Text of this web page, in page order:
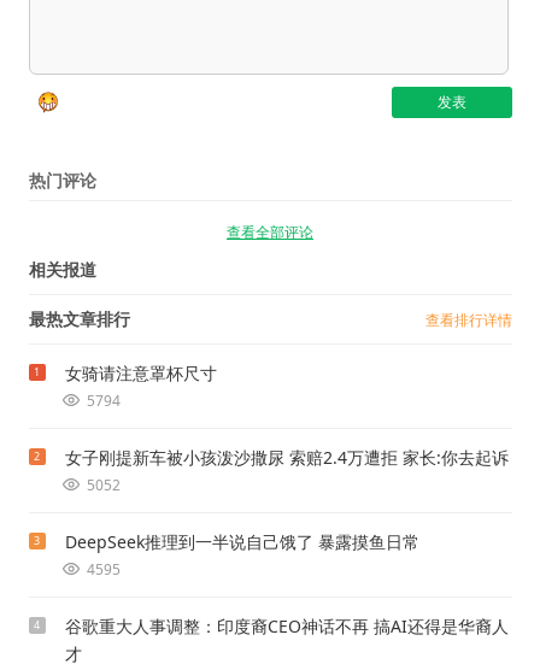
热门评论
查看全部评论
相关报道
最热文章排行 查看排行详情
1 女骑请注意罩杯尺寸
5794
2 女子刚提新车被小孩泼沙撒尿 索赔2.4万遭拒 家长:你去起诉
5052
3 DeepSeek推理到一半说自己饿了 暴露摸鱼日常
4595
4
谷歌重大人事调整：印度裔CEO神话不再 搞AI还得是华裔人
才